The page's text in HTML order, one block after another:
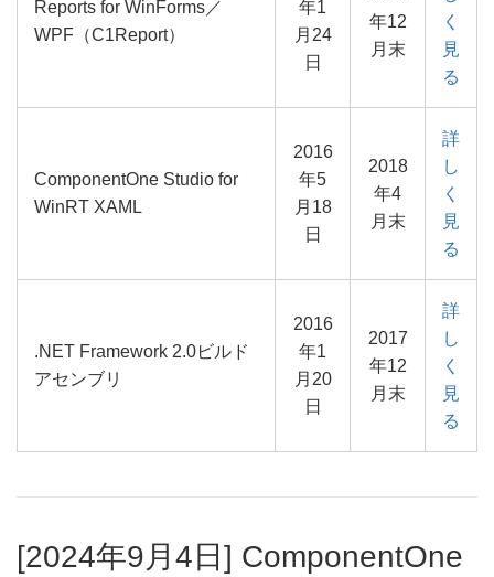
Reports for WinForms／
WPF（C1Report）
年1
月24
日
年12
月末
く
見
る
ComponentOne Studio for
WinRT XAML
2016
年5
月18
日
2018
年4
月末
詳
し
く
見
る
.NET Framework 2.0ビルド
アセンブリ
2016
年1
月20
日
2017
年12
月末
詳
し
く
見
る
[2024年9月4日] ComponentOne